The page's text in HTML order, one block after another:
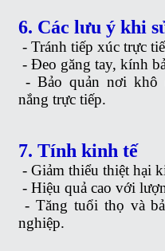
6. Các lưu ý khi
-Tránh tiếp xúc trực
-Đeo găng tay, kính
-Bảo quản nơi khô
nắng trực tiếp.
7. Tính kinh tế
-Giảm thiểu thiệt hại
-Hiệu quả cao với
-Tăng tuổi thọ và
nghiệp.